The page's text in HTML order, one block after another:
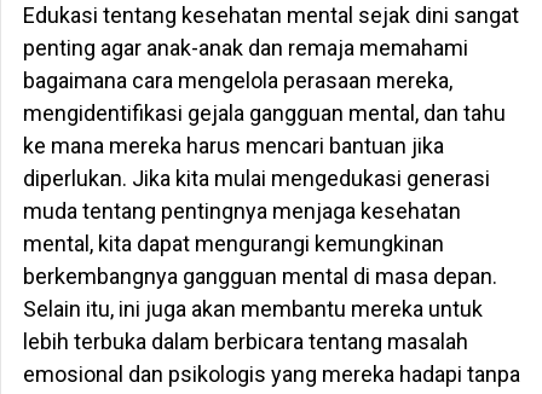
Edukasi tentang kesehatan mental sejak dini sangat
penting agar anak-anak dan remaja memahami
bagaimana cara mengelola perasaan mereka,
mengidentifikasi gejala gangguan mental, dan tahu
ke mana mereka harus mencari bantuan jika
diperlukan. Jika kita mulai mengedukasi generasi
muda tentang pentingnya menjaga kesehatan
mental, kita dapat mengurangi kemungkinan
berkembangnya gangguan mental di masa depan.
Selain itu, ini juga akan membantu mereka untuk
lebih terbuka dalam berbicara tentang masalah
emosional dan psikologis yang mereka hadapi tanpa